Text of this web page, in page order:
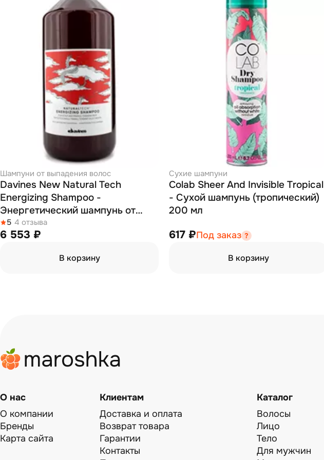
Шампуни от выпадения волос
Davines New Natural Tech
Energizing Shampoo -
Энергетический шампунь от
выпадения волос 1000 мл
5 4 отзыва
6 553 ₽
В корзину
Сухие шампуни
Colab Sheer Аnd Invisible Tropical
- Сухой шампунь (тропический)
200 мл
617 ₽Под заказ
В корзину
О нас
О компании
Бренды
Карта сайта
Клиентам
Доставка и оплата
Возврат товара
Гарантии
Контакты
Каталог
Волосы
Лицо
Тело
Для мужчин